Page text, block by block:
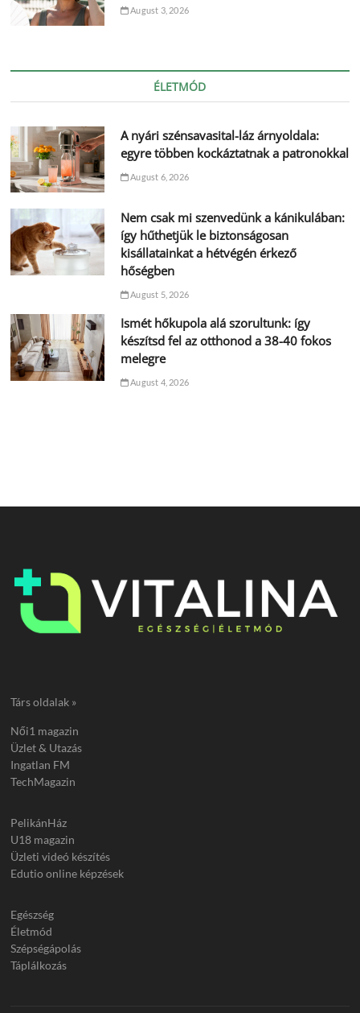
August 3, 2026
ÉLETMÓD
A nyári szénsavasital-láz árnyoldala:
egyre többen kockáztatnak a patronokkal
August 6, 2026
Nem csak mi szenvedünk a kánikulában:
így hűthetjük le biztonságosan
kisállatainkat a hétvégén érkező
hőségben
August 5, 2026
Ismét hőkupola alá szorultunk: így
készítsd fel az otthonod a 38-40 fokos
melegre
August 4, 2026
Társ oldalak »
Női1 magazin
Üzlet & Utazás
Ingatlan FM
TechMagazin
PelikánHáz
U18 magazin
Üzleti videó készítés
Edutio online képzések
Egészség
Életmód
Szépségápolás
Táplálkozás